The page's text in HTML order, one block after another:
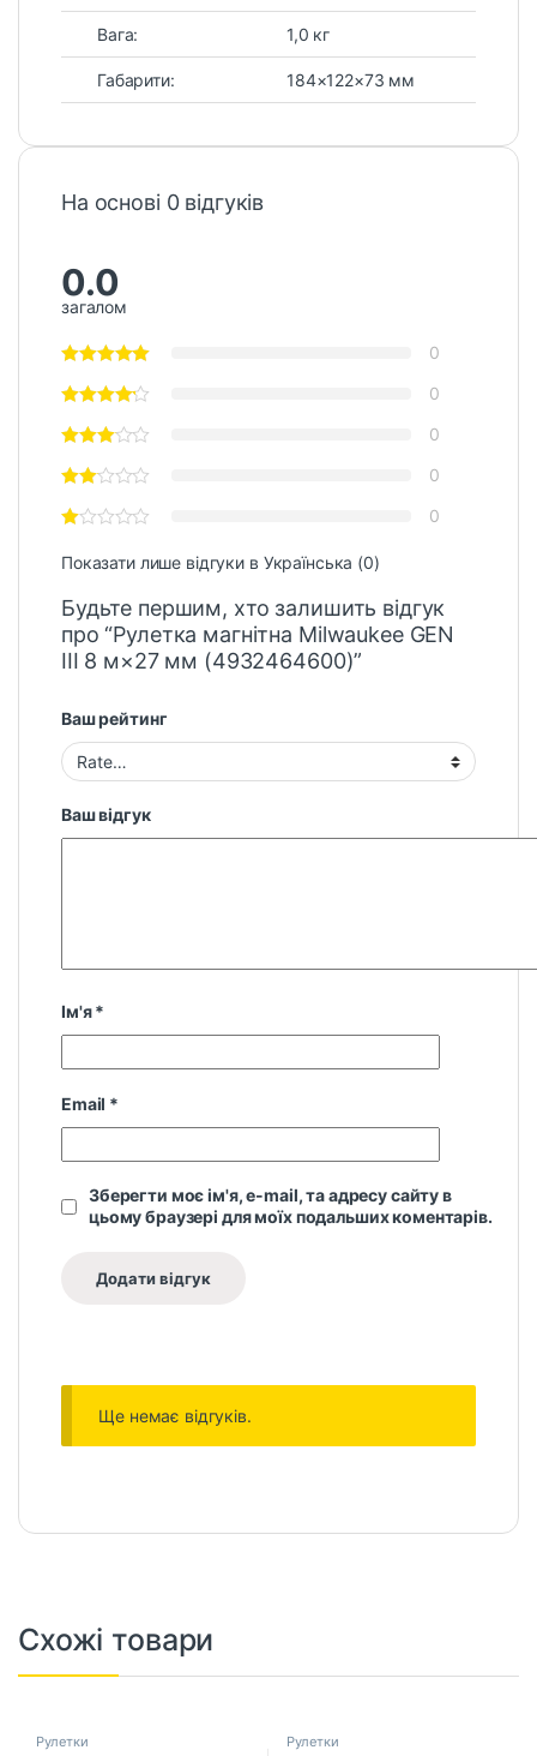
Вага: 1,0 кг
Габарити: 184×122×73 мм
На основі 0 відгуків
0.0
загалом
0
0
0
0
0
Показати лише відгуки в Українська (0)
Будьте першим, хто залишить відгук
про “Рулетка магнітна Milwaukee GEN
III 8 м×27 мм (4932464600)”
Ваш рейтинг
Ваш відгук
Ім'я*
Email *
Зберегти моє ім'я, e-mail, та адресу сайту в
цьому браузері для моїх подальших коментарів.
Ще немає відгуків.
Схожі товари
Рулетки Рулетки